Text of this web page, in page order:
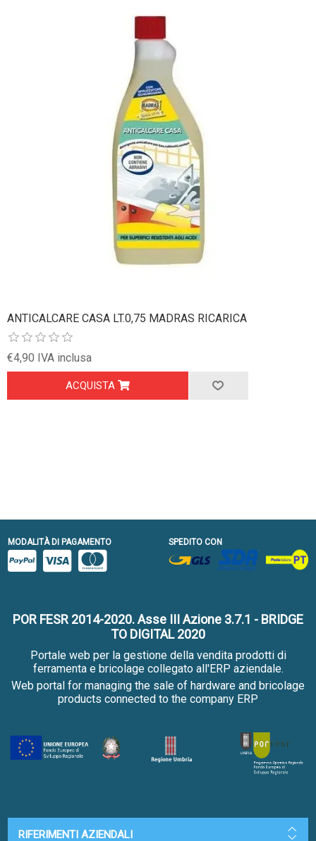
ANTICALCARE CASA LT.0,75 MADRAS RICARICA
€4,90 IVA inclusa
ACQUISTA
MODALITÀ DI PAGAMENTO SPEDITO CON
POR FESR 2014-2020. Asse III Azione 3.7.1 - BRIDGE
TO DIGITAL 2020
Portale web per la gestione della vendita prodotti di
ferramenta e bricolage collegato all'ERP aziendale.
Web portal for managing the sale of hardware and bricolage
products connected to the company ERP
RIFERIMENTI AZIENDALI